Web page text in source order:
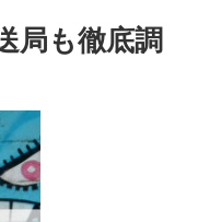
局も徹底調